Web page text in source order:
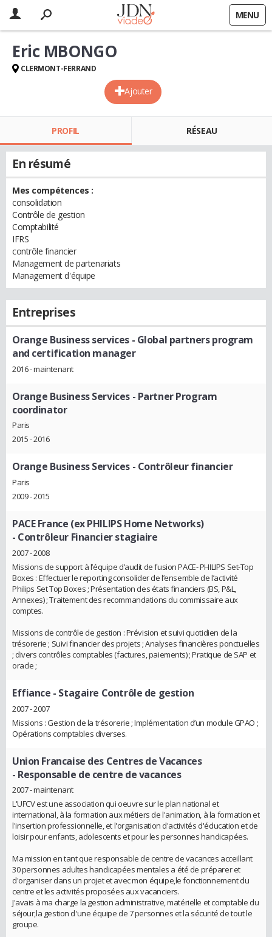
MENU
Ajouter
Eric MBONGO
CLERMONT-FERRAND
PROFIL RÉSEAU
En résumé
Mes compétences :
consolidation
Contrôle de gestion
Comptabilité
IFRS
contrôle financier
Management de partenariats
Management d'équipe
Entreprises
Orange Business services- Global partners program
and certification manager
2016 - maintenant
Orange Business Services- Partner Program
coordinator
Paris
2015 - 2016
Orange Business Services- Contrôleur financier
Paris
2009 - 2015
PACE France (ex PHILIPS Home Networks)
- Contrôleur Financier stagiaire
2007 - 2008
Missions de support à l’équipe d’audit de fusion PACE- PHILIPS Set-Top
Boxes : Effectuer le reporting consolider de l’ensemble de l’activité
Philips Set Top Boxes ; Présentation des états financiers (BS, P&L,
Annexes) ; Traitement des recommandations du commissaire aux
comptes.
Missions de contrôle de gestion : Prévision et suivi quotidien de la
trésorerie ; Suivi financier des projets ; Analyses financières ponctuelles
; divers contrôles comptables (factures, paiements) ; Pratique de SAP et
oracle ;
Effiance - Stagaire Contrôle de gestion
2007 - 2007
Missions : Gestion de la trésorerie ; Implémentation d’un module GPAO ;
Opérations comptables diverses.
Union Francaise des Centres de Vacances
- Responsable de centre de vacances
2007 - maintenant
L'UFCV est une association qui oeuvre sur le plan national et
international, à la formation aux métiers de l'animation, à la formation et
l'insertion professionnelle, et l'organisation d'activités d'éducation et de
loisir pour enfants, adolescents et pour les personnes handicapées.
Ma mission en tant que responsable de centre de vacances acceillant
30 personnes adultes handicapées mentales a été de préparer et
d'organiser dans un projet et avec mon équipe,le fonctionnement du
centre et les activités proposées aux vacanciers.
J'avais à ma charge la gestion administrative, matérielle et comptable du
séjour,la gestion d'une équipe de 7 personnes et la sécurité de tout le
groupe.